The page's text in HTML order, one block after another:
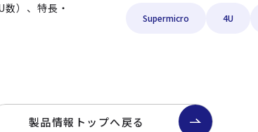
）、特長・
Supermicro 4U
製品情報トップへ戻る